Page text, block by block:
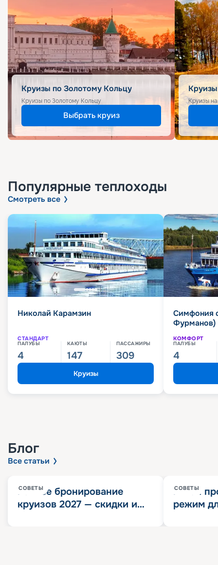
Круизы по Золотому Кольцу
Круизы по Золотому Кольцу
Выбрать круиз
Круизы
Популярные теплоходы
Смотреть все
Николай Карамзин
СТАНДАРТ
ПАЛУБЫ
4
КАЮТЫ
147
ПАССАЖИРЫ
309
Круизы
Симфония
Фурманов)
КОМФОРТ
ПАЛУБЫ
4
Блог
Все статьи
СОВЕТЫ
Раннее бронирование
круизов 2027 — скидки и
СОВЕТЫ
Китай
режим